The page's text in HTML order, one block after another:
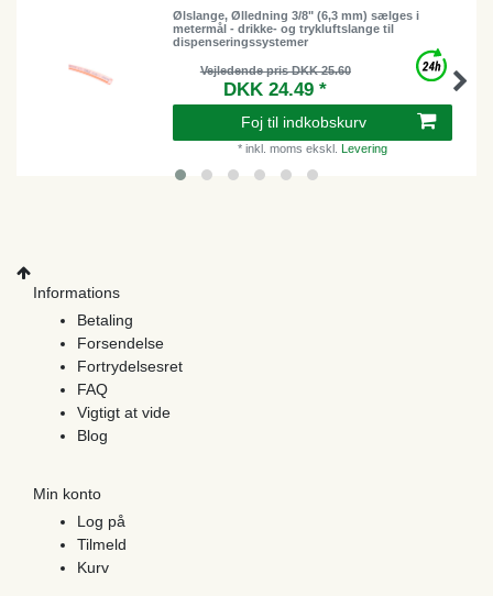
Ølslange, Ølledning 3/8" (6,3 mm) sælges i
metermål - drikke- og trykluftslange til
dispenseringssystemer
Vejledende pris DKK 25.60
DKK 24.49 *
Foj til indkobskurv
* inkl. moms ekskl. Levering
Informations
Betaling
Forsendelse
Fortrydelsesret
FAQ
Vigtigt at vide
Blog
Min konto
Log på
Tilmeld
Kurv